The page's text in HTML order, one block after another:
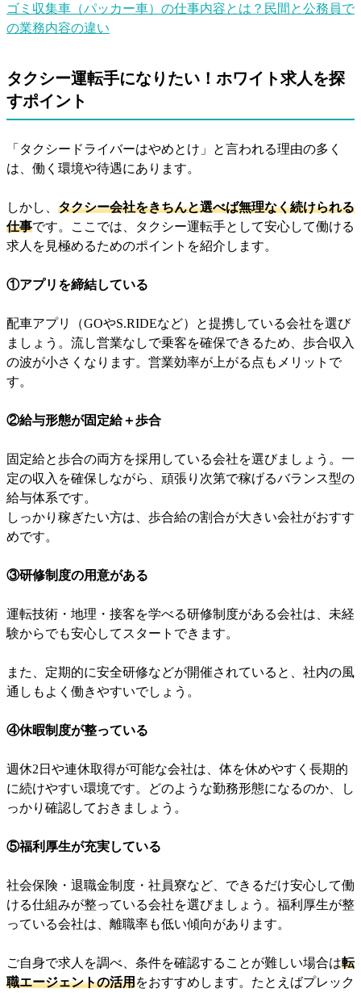
ゴミ収集車（パッカー車）の仕事内容とは？民間と公務員で
の業務内容の違い
タクシー運転手になりたい！ホワイト求人を探
すポイント
「タクシードライバーはやめとけ」と言われる理由の多く
は、働く環境や待遇にあります。
しかし、 タクシー会社をきちんと選べば無理なく続けられる
仕事です。ここでは、タクシー運転手として安心して働ける
求人を見極めるためのポイントを紹介します。
①アプリを締結している
配車アプリ（GOやS.RIDEなど）と提携している会社を選び
ましょう。流し営業なしで乗客を確保できるため、歩合収入
の波が小さくなります。営業効率が上がる点もメリットで
す。
②給与形態が固定給＋歩合
固定給と歩合の両方を採用している会社を選びましょう。一
定の収入を確保しながら、頑張り次第で稼げるバランス型の
給与体系です。
しっかり稼ぎたい方は、歩合給の割合が大きい会社がおすす
めです。
③研修制度の用意がある
運転技術・地理・接客を学べる研修制度がある会社は、未経
験からでも安心してスタートできます。
また、定期的に安全研修などが開催されていると、社内の風
通しもよく働きやすいでしょう。
④休暇制度が整っている
週休2日や連休取得が可能な会社は、体を休めやすく長期的
に続けやすい環境です。どのような勤務形態になるのか、し
っかり確認しておきましょう。
⑤福利厚生が充実している
社会保険・退職金制度・社員寮など、できるだけ安心して働
ける仕組みが整っている会社を選びましょう。福利厚生が整
っている会社は、離職率も低い傾向があります。
ご自身で求人を調べ、条件を確認することが難しい場合は転
職エージェントの活用をおすすめします。たとえばプレック